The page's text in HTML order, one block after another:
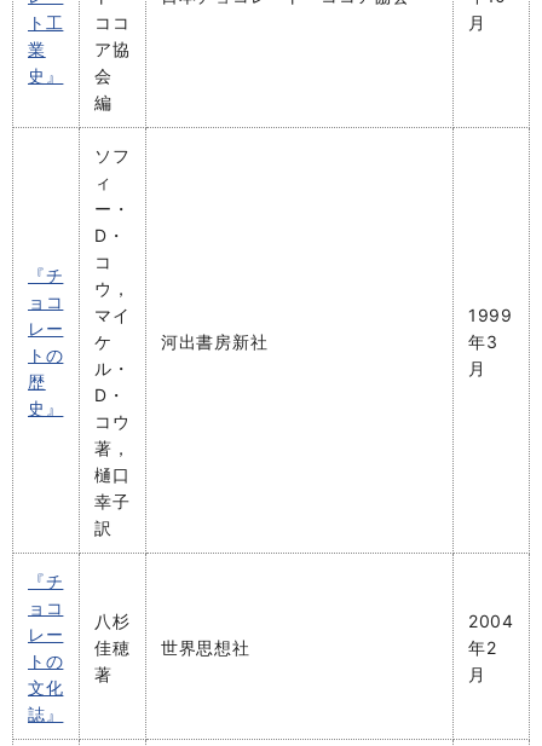
ト工
業
史』
ココ
ア協
会
編
月
『チ
ョコ
レー
トの
歴
史』
ソフ
ィ
ー・
D・
コ
ウ，
マイ
ケ
ル・
D・
コウ
著，
樋口
幸子
訳
河出書房新社
1999
年3
月
『チ
ョコ
レー
トの
文化
誌』
八杉
佳穂
著
世界思想社
2004
年2
月